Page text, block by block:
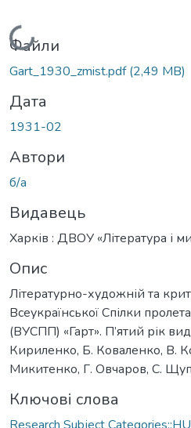
Вантажиться...
Файли
Gart_1930_zmist.pdf(2,49 MB)
Дата
1931-02
Автори
б/а
Видавець
Харків : ДВОУ «Література і
Опис
Літературно-художній та
Всеукраїнської Спілки
(ВУСПП) «Гарт». П’ятий рік
Кириленко, Б. Коваленко, В.
Микитенко, Г. Овчаров, С.
Ключові слова